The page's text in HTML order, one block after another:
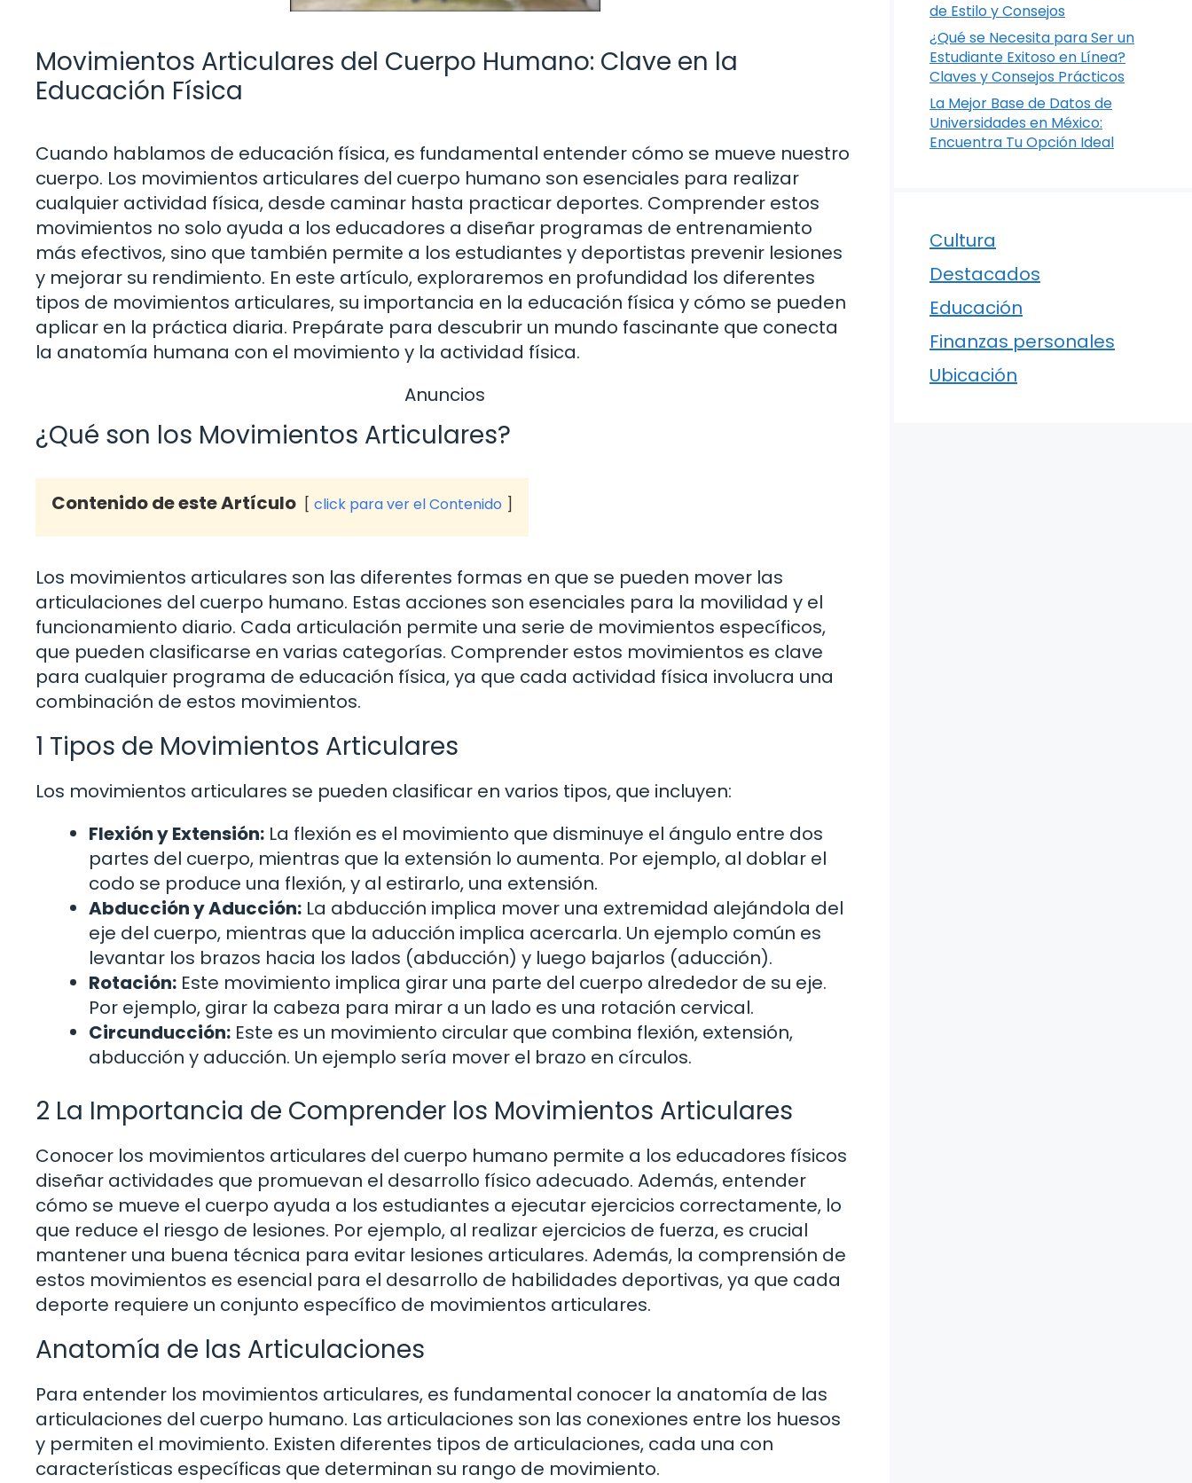
Movimientos Articulares del Cuerpo Humano: Clave en la
Educación Física
Cuando hablamos de educación física, es fundamental entender cómo se mueve nuestro
cuerpo. Los movimientos articulares del cuerpo humano son esenciales para realizar
cualquier actividad física, desde caminar hasta practicar deportes. Comprender estos
movimientos no solo ayuda a los educadores a diseñar programas de entrenamiento
más efectivos, sino que también permite a los estudiantes y deportistas prevenir lesiones
y mejorar su rendimiento. En este artículo, exploraremos en profundidad los diferentes
tipos de movimientos articulares, su importancia en la educación física y cómo se pueden
aplicar en la práctica diaria. Prepárate para descubrir un mundo fascinante que conecta
la anatomía humana con el movimiento y la actividad física.
Anuncios
¿Qué son los Movimientos Articulares?
Contenido de este Artículo click para ver el Contenido
Los movimientos articulares son las diferentes formas en que se pueden mover las
articulaciones del cuerpo humano. Estas acciones son esenciales para la movilidad y el
funcionamiento diario. Cada articulación permite una serie de movimientos específicos,
que pueden clasificarse en varias categorías. Comprender estos movimientos es clave
para cualquier programa de educación física, ya que cada actividad física involucra una
combinación de estos movimientos.
1 Tipos de Movimientos Articulares
Los movimientos articulares se pueden clasificar en varios tipos, que incluyen:
Flexión y Extensión: La flexión es el movimiento que disminuye el ángulo entre dos
partes del cuerpo, mientras que la extensión lo aumenta. Por ejemplo, al doblar el
codo se produce una flexión, y al estirarlo, una extensión.
Abducción y Aducción: La abducción implica mover una extremidad alejándola del
eje del cuerpo, mientras que la aducción implica acercarla. Un ejemplo común es
levantar los brazos hacia los lados (abducción) y luego bajarlos (aducción).
Rotación: Este movimiento implica girar una parte del cuerpo alrededor de su eje.
Por ejemplo, girar la cabeza para mirar a un lado es una rotación cervical.
Circunducción: Este es un movimiento circular que combina flexión, extensión,
abducción y aducción. Un ejemplo sería mover el brazo en círculos.
2 La Importancia de Comprender los Movimientos Articulares
Conocer los movimientos articulares del cuerpo humano permite a los educadores físicos
diseñar actividades que promuevan el desarrollo físico adecuado. Además, entender
cómo se mueve el cuerpo ayuda a los estudiantes a ejecutar ejercicios correctamente, lo
que reduce el riesgo de lesiones. Por ejemplo, al realizar ejercicios de fuerza, es crucial
mantener una buena técnica para evitar lesiones articulares. Además, la comprensión de
estos movimientos es esencial para el desarrollo de habilidades deportivas, ya que cada
deporte requiere un conjunto específico de movimientos articulares.
Anatomía de las Articulaciones
Para entender los movimientos articulares, es fundamental conocer la anatomía de las
articulaciones del cuerpo humano. Las articulaciones son las conexiones entre los huesos
y permiten el movimiento. Existen diferentes tipos de articulaciones, cada una con
características específicas que determinan su rango de movimiento.
de Estilo y Consejos
¿Qué se Necesita para Ser un
Estudiante Exitoso en Línea?
Claves y Consejos Prácticos
La Mejor Base de Datos de
Universidades en México:
Encuentra Tu Opción Ideal
Cultura
Destacados
Educación
Finanzas personales
Ubicación